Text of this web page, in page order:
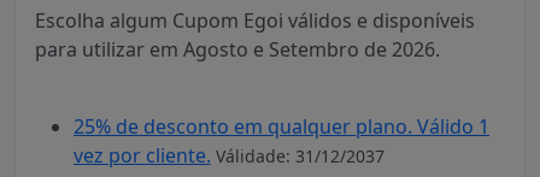
Escolha algum Cupom Egoi válidos e disponíveis
para utilizar em Agosto e Setembro de 2026.
25% de desconto em qualquer plano. Válido 1
vez por cliente. Válidade: 31/12/2037